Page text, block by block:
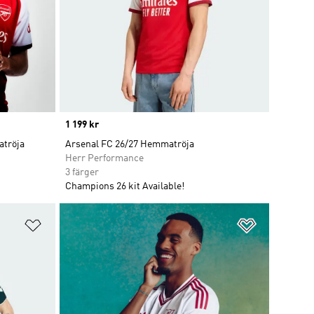
Price
1 199 kr
Arsenal FC 26/27 Hemmatröja
Herr Performance
3 färger
Champions 26 kit Available!
Lägg till på önskelistan